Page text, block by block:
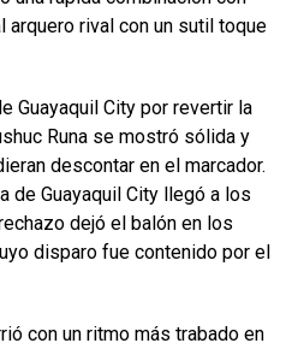
arquero rival con un sutil toque
Guayaquil City por revertir la
Runa se mostró sólida y
descontar en el marcador.
de Guayaquil City llegó a los
dejó el balón en los
disparo fue contenido por el
con un ritmo más trabado en